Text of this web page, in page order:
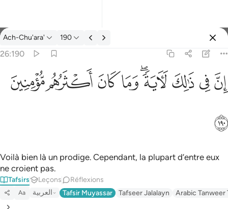
Tafsir: Ach-Chu'ara' 26:190
Ach-Chu'ara' 190
26:190
ان في ذالك لاية وما كان اكثرهم مومنين ١٩٠
إِنَّ فِى ذَٰلِكَ لَـَٔايَةًۭ ۖ وَمَا كَانَ أَكْثَرُهُم مُّؤْمِنِينَ ١٩٠
ﱳﱴﱵﱶﱷﱸﱹﱺﱻ
ﱼ
Voilà bien là un prodige. Cependant, la plupart d’entre eux
ne croient pas.
Tafsirs Leçons Réflexions
Aa العربية Tafsir Muyassar Tafseer Jalalayn Arabic Tanweer